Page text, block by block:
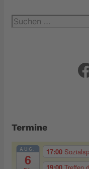
Suchen
nach:
Termine
AUG.
6
17:00